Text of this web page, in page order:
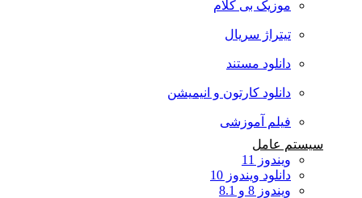
موزیک بی کلام
تیتراژ سریال
دانلود مستند
دانلود کارتون و انیمیشن
فیلم آموزشی
سیستم عامل
ویندوز 11
دانلود ویندوز 10
ویندوز 8 و 8.1